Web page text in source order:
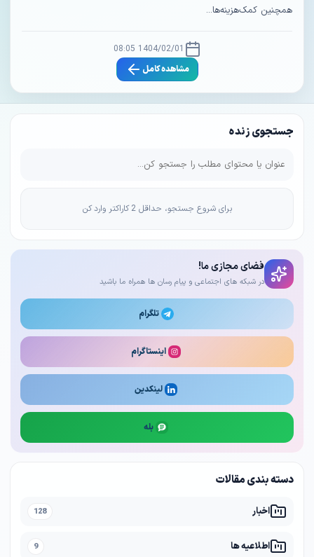
جستجوی زنده
برای شروع جستجو، حداقل 2 کاراکتر وارد کن
فضای مجازی ما!
در شبکه های اجتماعی و پیام رسان ها همراه ما باشید
تلگرام
اینستاگرام
لینکدین
بله
دسته بندی مقالات
اخبار 128
اطلاعیه ها 9
همچنین کمک‌هزینه‌ها...
1404/02/01 08:05
مشاهده کامل